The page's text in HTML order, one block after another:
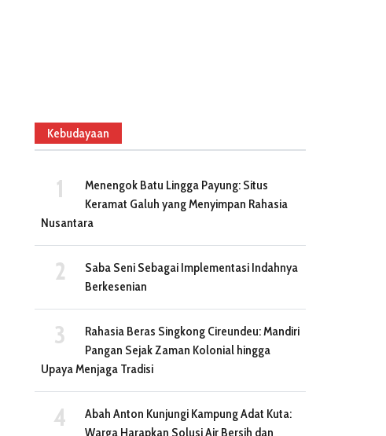
Kebudayaan
Menengok Batu Lingga Payung: Situs
Keramat Galuh yang Menyimpan Rahasia
Nusantara
Saba Seni Sebagai Implementasi Indahnya
Berkesenian
Rahasia Beras Singkong Cireundeu: Mandiri
Pangan Sejak Zaman Kolonial hingga
Upaya Menjaga Tradisi
Abah Anton Kunjungi Kampung Adat Kuta:
Warga Harapkan Solusi Air Bersih dan